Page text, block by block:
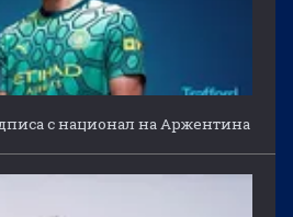
с национал на Аржентина